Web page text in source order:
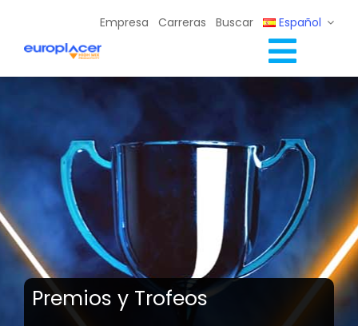
content
Empresa Carreras Buscar Español
Soluciones Completas
Servicios
Recursos / Eventos
Contacto
Premios y Trofeos